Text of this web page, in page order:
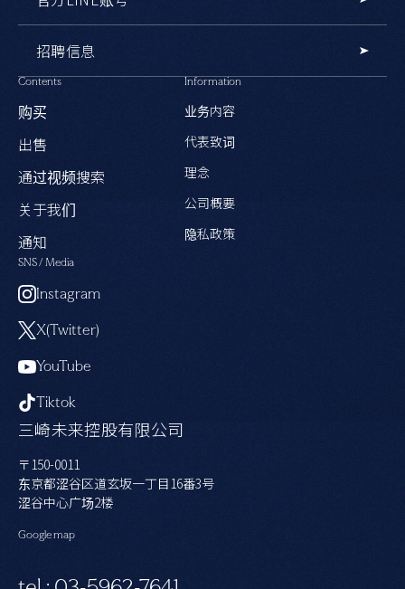
三崎未来控股有限公司
〒150-0011
东京都涩谷区道玄坂一丁目16番3号
涩谷中心广场2楼
Google map
SNS / Media
Instagram
X(Twitter)
YouTube
Tiktok
Contents
购买
出售
通过视频搜索
关于我们
通知
Information
业务内容
代表致词
理念
公司概要
隐私政策
招聘信息